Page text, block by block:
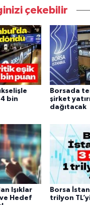
çekebilir
bin
Borsada
şirket
dağıtacak
Işıklar
ve Hedef
Borsa
trilyon